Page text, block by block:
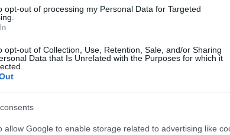
opt-out of processing my Personal Data for Targeted
opt-out of Collection, Use, Retention, Sale, and/or Sharing
Data that Is Unrelated with the Purposes for which it
allow Google to enable storage related to advertising like